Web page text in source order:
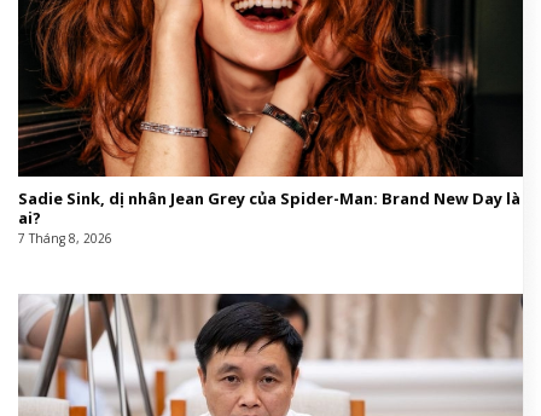
Sadie Sink, dị nhân Jean Grey của Spider-Man: Brand New Day là
ai?
7 Tháng 8, 2026